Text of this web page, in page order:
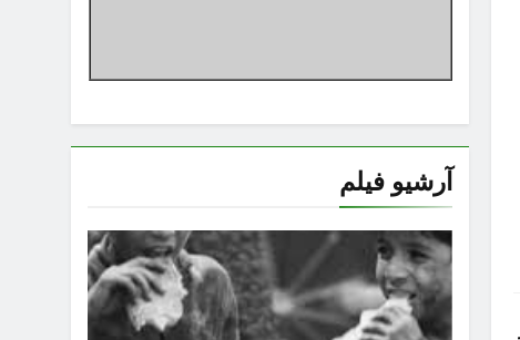
آرشیو فیلم